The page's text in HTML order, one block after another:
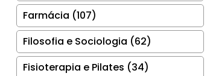
Farmácia (107)
Filosofia e Sociologia (62)
Fisioterapia e Pilates (34)